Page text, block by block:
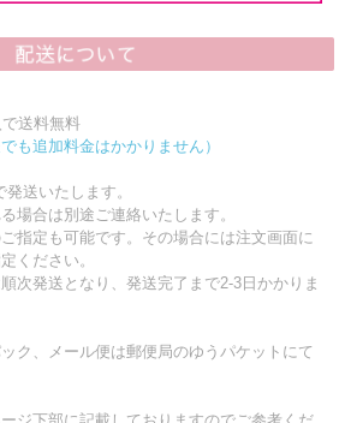
送料無料
も追加料金はかかりません）
送いたします。
場合は別途ご連絡いたします。
指定も可能です。その場合には注文画面に
ください。
次発送となり、発送完了まで2-3日かかりま
ク、メール便は郵便局のゆうパケットにて